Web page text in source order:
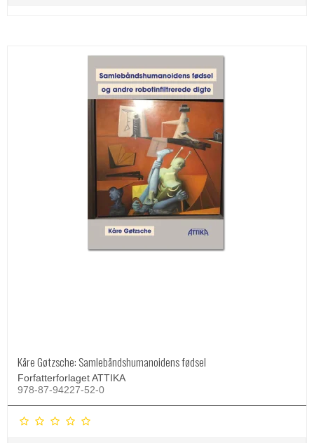
Kåre Gøtzsche: Samlebåndshumanoidens fødsel
Forfatterforlaget ATTIKA
978-87-94227-52-0